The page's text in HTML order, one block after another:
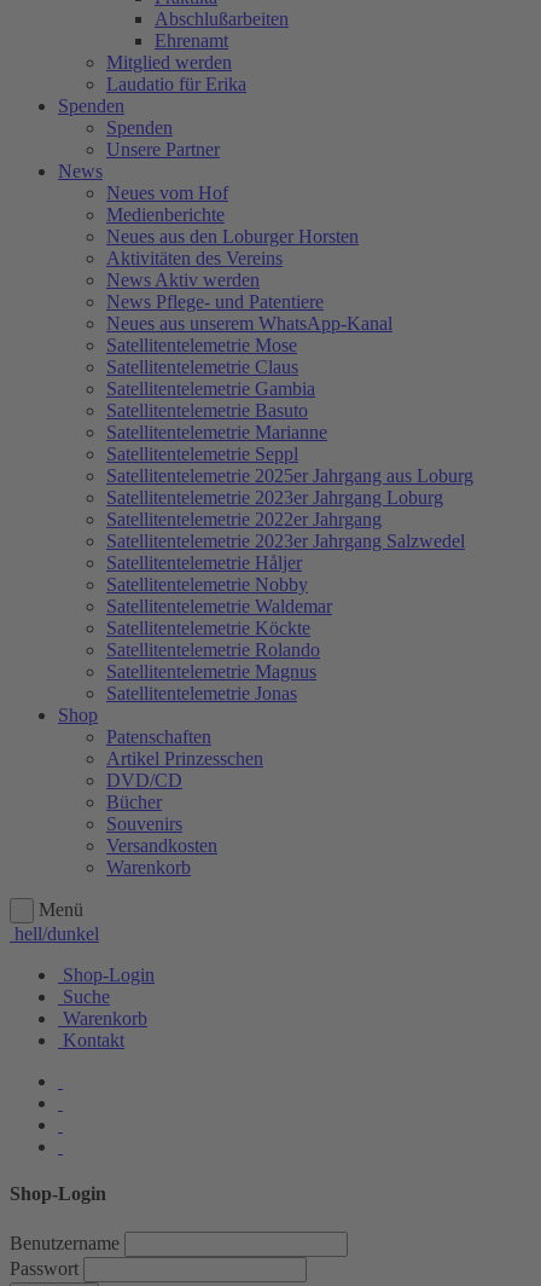
Abschlußarbeiten
Ehrenamt
Mitglied werden
Laudatio für Erika
Spenden
Spenden
Unsere Partner
News
Neues vom Hof
Medienberichte
Neues aus den Loburger Horsten
Aktivitäten des Vereins
News Aktiv werden
News Pflege- und Patentiere
Neues aus unserem WhatsApp-Kanal
Satellitentelemetrie Mose
Satellitentelemetrie Claus
Satellitentelemetrie Gambia
Satellitentelemetrie Basuto
Satellitentelemetrie Marianne
Satellitentelemetrie Seppl
Satellitentelemetrie 2025er Jahrgang aus Loburg
Satellitentelemetrie 2023er Jahrgang Loburg
Satellitentelemetrie 2022er Jahrgang
Satellitentelemetrie 2023er Jahrgang Salzwedel
Satellitentelemetrie Håljer
Satellitentelemetrie Nobby
Satellitentelemetrie Waldemar
Satellitentelemetrie Köckte
Satellitentelemetrie Rolando
Satellitentelemetrie Magnus
Satellitentelemetrie Jonas
Shop
Patenschaften
Artikel Prinzesschen
DVD/CD
Bücher
Souvenirs
Versandkosten
Warenkorb
Menü
hell/dunkel
Shop-Login
Suche
Warenkorb
Kontakt
Shop-Login
Benutzername
Passwort